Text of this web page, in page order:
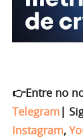
👉Entre no
Telegram |
Instagram,